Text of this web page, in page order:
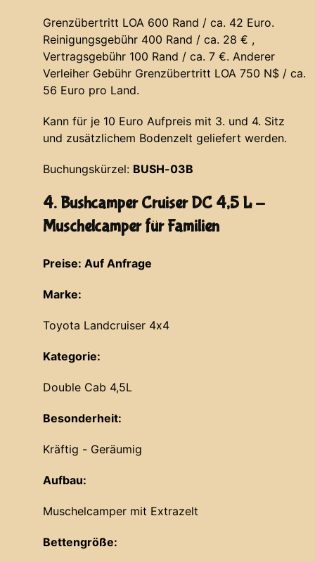
Grenzübertritt LOA 600 Rand / ca. 42 Euro.
Reinigungsgebühr 400 Rand / ca. 28 € ,
Vertragsgebühr 100 Rand / ca. 7 €. Anderer
Verleiher Gebühr Grenzübertritt LOA 750 N$ / ca.
56 Euro pro Land.
Kann für je 10 Euro Aufpreis mit 3. und 4. Sitz
und zusätzlichem Bodenzelt geliefert werden.
Buchungskürzel: BUSH-03B
4. Bushcamper Cruiser DC 4,5 L -
Muschelcamper für Familien
Preise: Auf Anfrage
Marke:
Toyota Landcruiser 4x4
Kategorie:
Double Cab 4,5L
Besonderheit:
Kräftig - Geräumig
Aufbau:
Muschelcamper mit Extrazelt
Bettengröße: